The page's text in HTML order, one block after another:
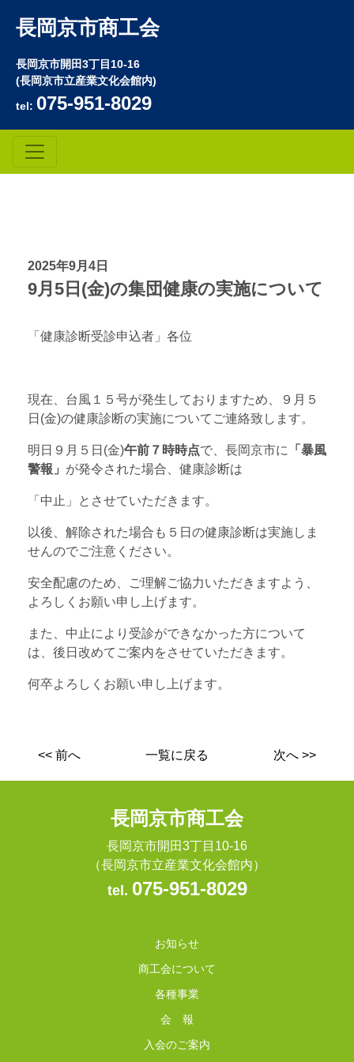
長岡京市商工会
長岡京市開田3丁目10-16
(長岡京市立産業文化会館内)
tel: 075-951-8029
2025年9月4日
9月5日(金)の集団健康の実施について
「健康診断受診申込者」各位
現在、台風１５号が発生しておりますため、９月５
日(金)の健康診断の実施についてご連絡致します。
明日９月５日(金)午前７時時点で、長岡京市に
「暴風
警報」 が発令された場合、健康診断は
「中止」とさせていただきます。
以後、解除された場合も５日の健康診断は実施しま
せんのでご注意ください。
安全配慮のため、ご理解ご協力いただきますよう、
よろしくお願い申し上げます。
また、中止により受診ができなかった方について
は、後日改めてご案内をさせていただきます。
何卒よろしくお願い申し上げます。
<< 前へ 一覧に戻る 次へ >>
長岡京市商工会
長岡京市開田3丁目10-16
（長岡京市立産業文化会館内）
tel. 075-951-8029
お知らせ
商工会について
各種事業
会 報
入会のご案内